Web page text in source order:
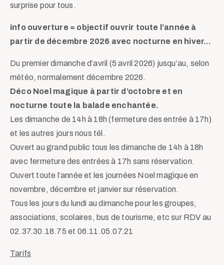
surprise pour tous.
info ouverture = objectif ouvrir toute l’année à
partir de décembre 2026 avec nocturne en hiver…
Du premier dimanche d’avril (5 avril 2026) jusqu’au, selon
météo, normalement décembre 2026.
Déco Noel magique à partir d’octobre et en
nocturne toute la balade enchantée.
Les dimanche de 14h à 18h (fermeture des entrée à 17h)
et les autres jours nous tél.
Ouvert au grand public tous les dimanche de 14h à 18h
avec fermeture des entrées à 17h sans réservation.
Ouvert toute l’année et les journées Noel magique en
novembre, décembre et janvier sur réservation.
Tous les jours du lundi au dimanche pour les groupes,
associations, scolaires, bus de tourisme, etc sur RDV au
02.37.30.18.75 et 06.11.05.07.21
Tarifs